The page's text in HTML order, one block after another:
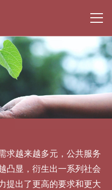
求越来越多元，公共服务
凸显，衍生出一系列社会
提出了更高的要求和更大